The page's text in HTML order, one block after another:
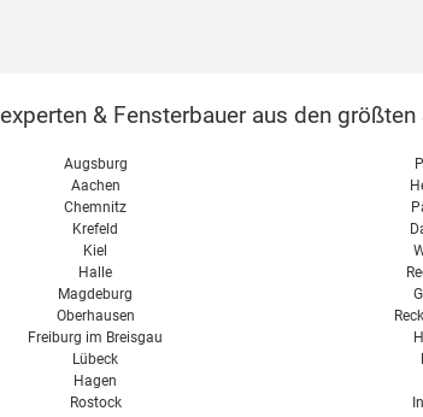
& Fensterbauer aus den
Augsburg
Aachen
Chemnitz
Krefeld
Kiel
Halle
Magdeburg
Oberhausen
Freiburg im Breisgau
Lübeck
Hagen
Rostock